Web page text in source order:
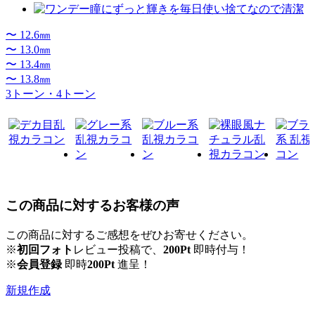
〜 12.6㎜
〜 13.0㎜
〜 13.4㎜
〜 13.8㎜
3トーン・4トーン
この商品に対するお客様の声
この商品に対するご感想をぜひお寄せください。
※初回フォト レビュー投稿で、 200Pt 即時付与！
※会員登録即時200Pt 進呈！
新規作成